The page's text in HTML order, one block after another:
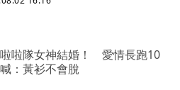
啦隊女神結婚！ 愛情長跑10
：黃衫不會脫